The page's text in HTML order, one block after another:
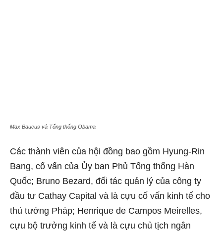
Max Baucus và Tổng thống Obama
Các thành viên của hội đồng bao gồm Hyung-Rin
Bang, cố vấn của Ủy ban Phủ Tổng thống Hàn
Quốc; Bruno Bezard, đối tác quản lý của công ty
đầu tư Cathay Capital và là cựu cố vấn kinh tế cho
thủ tướng Pháp; Henrique de Campos Meirelles,
cựu bộ trưởng kinh tế và là cựu chủ tịch ngân